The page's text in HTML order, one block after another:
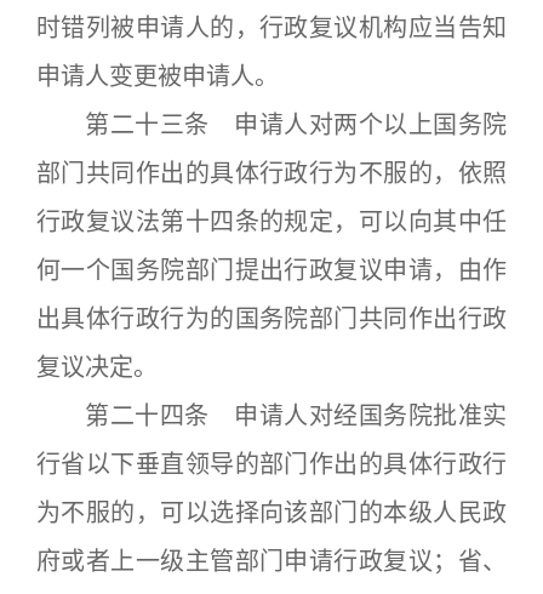
时错列被申请人的，行政复议机构应当告知
申请人变更被申请人。
第二十三条 申请人对两个以上国务院
部门共同作出的具体行政行为不服的，依照
行政复议法第十四条的规定，可以向其中任
何一个国务院部门提出行政复议申请，由作
出具体行政行为的国务院部门共同作出行政
复议决定。
第二十四条 申请人对经国务院批准实
行省以下垂直领导的部门作出的具体行政行
为不服的，可以选择向该部门的本级人民政
府或者上一级主管部门申请行政复议；省、